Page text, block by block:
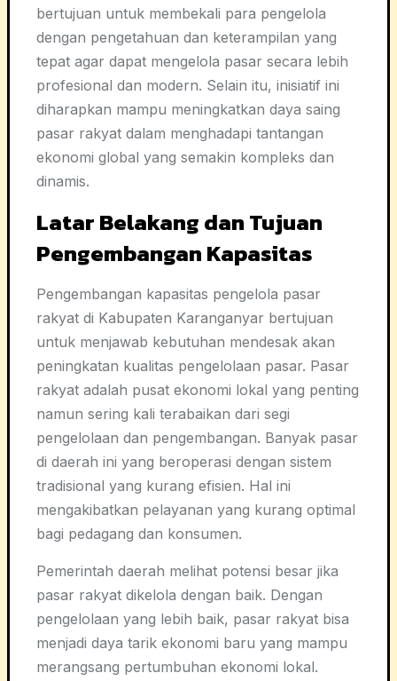
bertujuan untuk membekali para pengelola
dengan pengetahuan dan keterampilan yang
tepat agar dapat mengelola pasar secara lebih
profesional dan modern. Selain itu, inisiatif ini
diharapkan mampu meningkatkan daya saing
pasar rakyat dalam menghadapi tantangan
ekonomi global yang semakin kompleks dan
dinamis.
Latar Belakang dan Tujuan
Pengembangan Kapasitas
Pengembangan kapasitas pengelola pasar
rakyat di Kabupaten Karanganyar bertujuan
untuk menjawab kebutuhan mendesak akan
peningkatan kualitas pengelolaan pasar. Pasar
rakyat adalah pusat ekonomi lokal yang penting
namun sering kali terabaikan dari segi
pengelolaan dan pengembangan. Banyak pasar
di daerah ini yang beroperasi dengan sistem
tradisional yang kurang efisien. Hal ini
mengakibatkan pelayanan yang kurang optimal
bagi pedagang dan konsumen.
Pemerintah daerah melihat potensi besar jika
pasar rakyat dikelola dengan baik. Dengan
pengelolaan yang lebih baik, pasar rakyat bisa
menjadi daya tarik ekonomi baru yang mampu
merangsang pertumbuhan ekonomi lokal.